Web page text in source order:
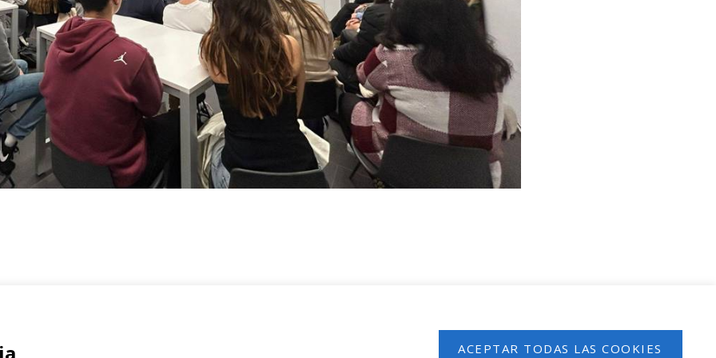
Registrate en nuestro boletín de noticias
ACEPTAR TODAS LAS COOKIES